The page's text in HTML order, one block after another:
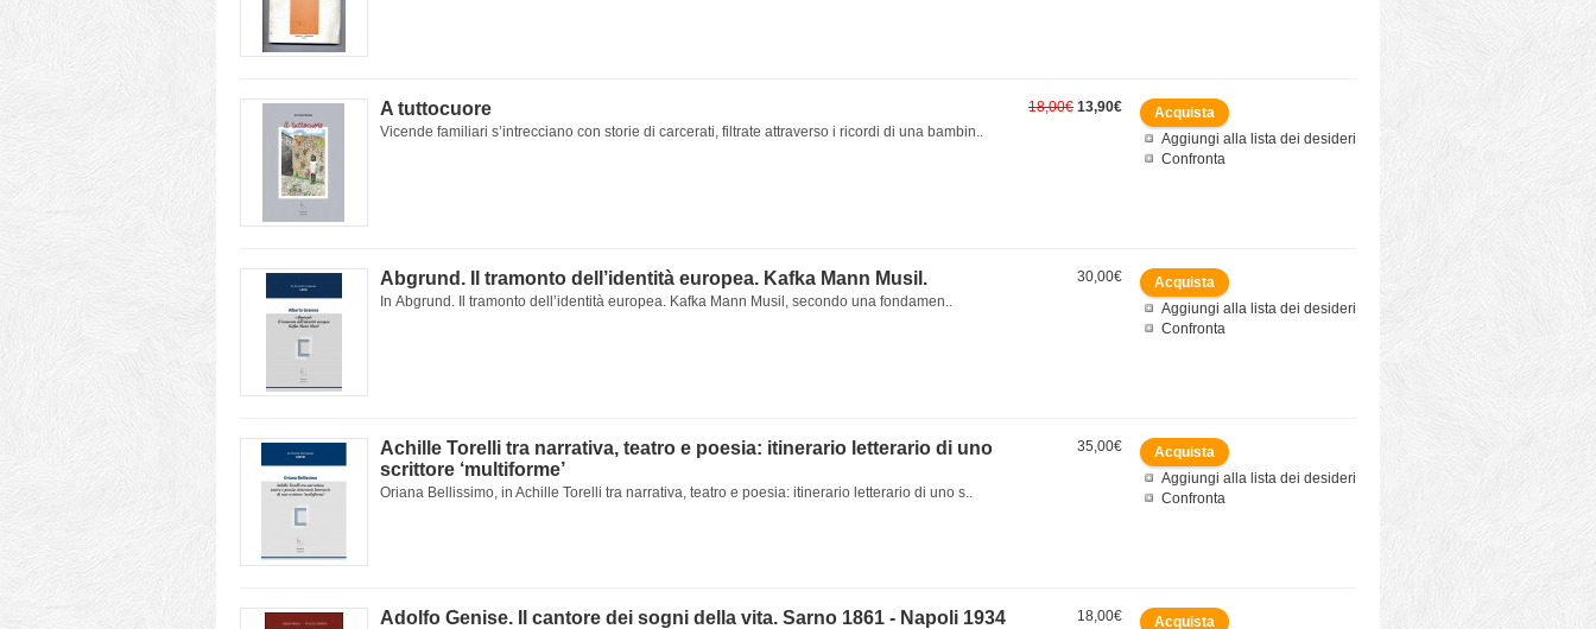
Aggiungi alla lista dei desideri
Confronta
18,00€ 13,90€
A tuttocuore
Vicende familiari s’intrecciano con storie di carcerati, filtrate attraverso i ricordi di una bambin..
Aggiungi alla lista dei desideri
Confronta
30,00€
Abgrund. Il tramonto dell’identità europea. Kafka Mann Musil.
In Abgrund. Il tramonto dell’identità europea. Kafka Mann Musil, secondo una fondamen..
Aggiungi alla lista dei desideri
Confronta
35,00€
Achille Torelli tra narrativa, teatro e poesia: itinerario letterario di uno
scrittore ‘multiforme’
Oriana Bellissimo, in Achille Torelli tra narrativa, teatro e poesia: itinerario letterario di uno s..
18,00€
Adolfo Genise. Il cantore dei sogni della vita. Sarno 1861 - Napoli 1934